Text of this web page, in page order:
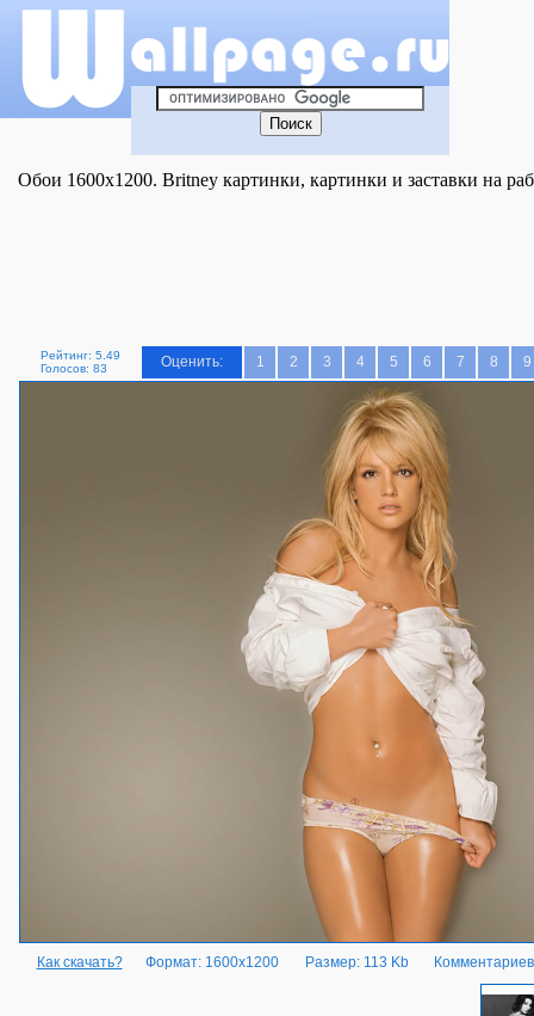
Обои 1600x1200. Britney картинки, картинки и заставки на
Рейтинг: 5.49
Голосов: 83
Оценить: 1 2 3 4 5 6 7 8 9
Как скачать? Формат: 1600x1200 Размер: 113 Kb